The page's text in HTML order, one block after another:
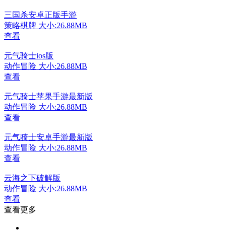
三国杀安卓正版手游
策略棋牌 大小:26.88MB
查看
元气骑士ios版
动作冒险 大小:26.88MB
查看
元气骑士苹果手游最新版
动作冒险 大小:26.88MB
查看
元气骑士安卓手游最新版
动作冒险 大小:26.88MB
查看
云海之下破解版
动作冒险 大小:26.88MB
查看
查看更多